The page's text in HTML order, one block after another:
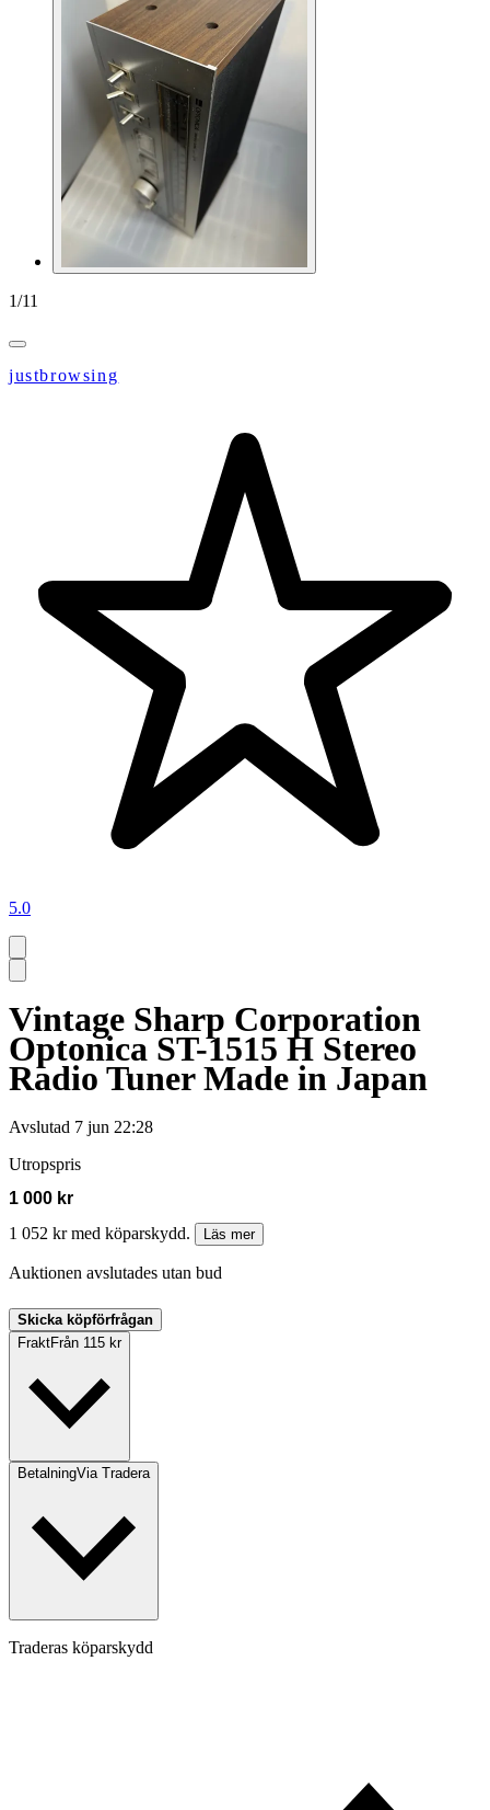
1/11
justbrowsing
5.0
Vintage Sharp Corporation
Optonica ST-1515 H Stereo
Radio Tuner Made in Japan
Avslutad 7 jun 22:28
Utropspris
1 000 kr
1 052 kr med köparskydd.
Läs mer
Auktionen avslutades utan bud
Skicka köpförfrågan
FraktFrån 115 kr
BetalningVia Tradera
Traderas köparskydd